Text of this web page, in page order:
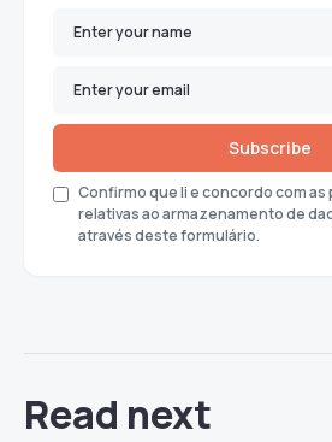
Subscribe
Confirmo que li e concordo com
relativas ao armazenamento de
através deste formulário.
Read next